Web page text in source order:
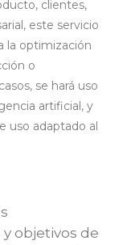
clientes,
este servicio
la optimización
o
se hará uso
artificial, y
uso adaptado al
objetivos de